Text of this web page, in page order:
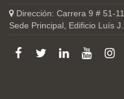
Dirección: Carrera 9 # 51-
Sede Principal, Edificio Luís